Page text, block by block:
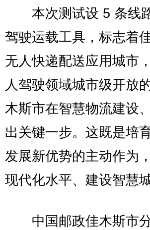
本次测试设 5 条线
驾驶运载工具，标志着
无人快递配送应用城市
人驾驶领域城市级开放
木斯市在智慧物流建设
出关键一步。这既是培
发展新优势的主动作为
现代化水平、建设智慧
中国邮政佳木斯市分